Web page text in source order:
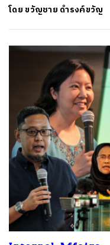
โดย ขวัญชาย ดำรงค์ขวัญ